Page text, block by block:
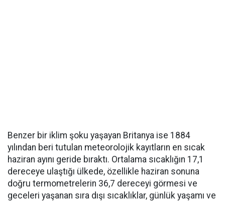
Benzer bir iklim şoku yaşayan Britanya ise 1884
yılından beri tutulan meteorolojik kayıtların en sıcak
haziran ayını geride bıraktı. Ortalama sıcaklığın 17,1
dereceye ulaştığı ülkede, özellikle haziran sonuna
doğru termometrelerin 36,7 dereceyi görmesi ve
geceleri yaşanan sıra dışı sıcaklıklar, günlük yaşamı ve